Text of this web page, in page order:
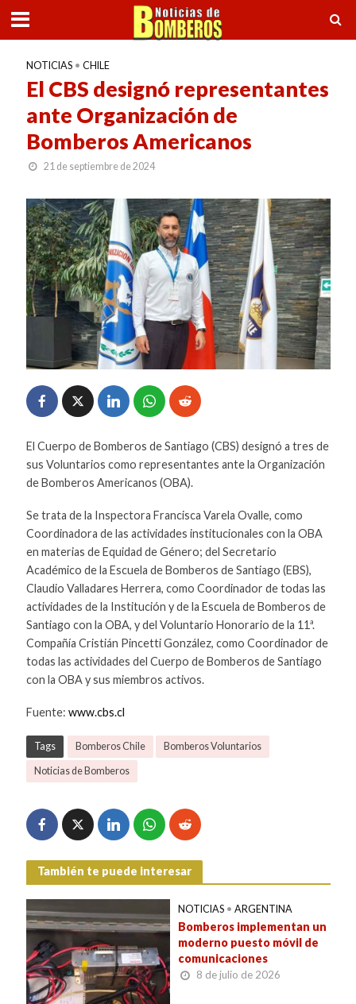
NOTICIAS • CHILE
El CBS designó representantes
ante Organización de
Bomberos Americanos
21 de septiembre de 2024
El Cuerpo de Bomberos de Santiago (CBS) designó a tres de
sus Voluntarios como representantes ante la Organización
de Bomberos Americanos (OBA).
Se trata de la Inspectora Francisca Varela Ovalle, como
Coordinadora de las actividades institucionales con la OBA
en materias de Equidad de Género; del Secretario
Académico de la Escuela de Bomberos de Santiago (EBS),
Claudio Valladares Herrera, como Coordinador de todas las
actividades de la Institución y de la Escuela de Bomberos de
Santiago con la OBA, y del Voluntario Honorario de la 11ª.
Compañía Cristián Pincetti González, como Coordinador de
todas las actividades del Cuerpo de Bomberos de Santiago
con la OBA y sus miembros activos.
Fuente: www.cbs.cl
Tags Bomberos Chile Bomberos Voluntarios
Noticias de Bomberos
También te puede interesar
NOTICIAS • ARGENTINA
Bomberos implementan un
moderno puesto móvil de
comunicaciones
8 de julio de 2026